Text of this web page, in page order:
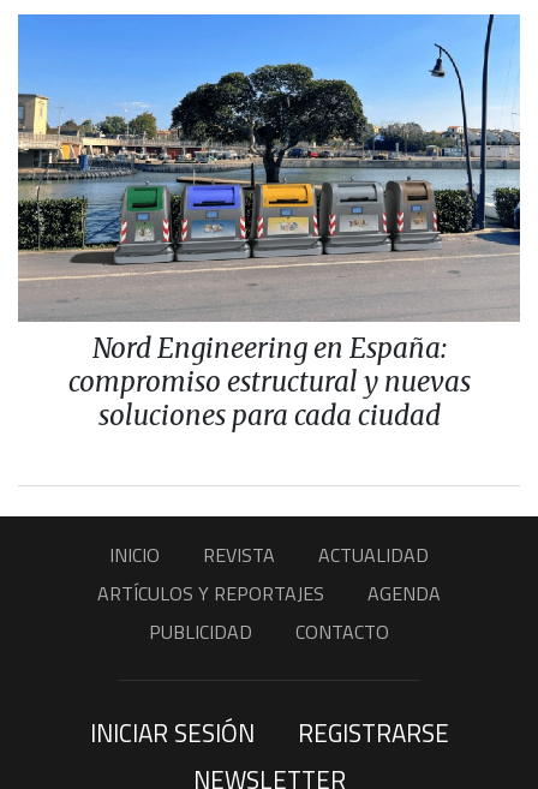
Nord Engineering en España:
compromiso estructural y nuevas
soluciones para cada ciudad
INICIO REVISTA
ACTUALIDAD
ARTÍCULOS Y REPORTAJES
AGENDA
PUBLICIDAD
CONTACTO
INICIAR SESIÓN
REGISTRARSE
NEWSLETTER